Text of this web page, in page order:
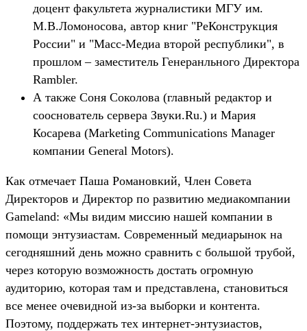
доцент факультета журналистики МГУ им.
М.В.Ломоносова, автор книг "РеКонструкция
России" и "Масс-Медиа второй республики", в
прошлом – заместитель Генеранльного Директора
Rambler.
А также Соня Соколова (главный редактор и
сооснователь сервера Звуки.Ru.) и Мария
Косарева (Marketing Communications Manager
компании General Motors).
Как отмечает Паша Романовкий, Член Совета
Директоров и Директор по развитию медиакомпании
Gameland: «Мы видим миссию нашей компании в
помощи энтузиастам. Современный медиарынок на
сегодняшний день можно сравнить с большой трубой,
через которую возможность достать огромную
аудиторию, которая там и представлена, становиться
все менее очевидной из-за выборки и контента.
Поэтому, поддержать тех интернет-энтузиастов,